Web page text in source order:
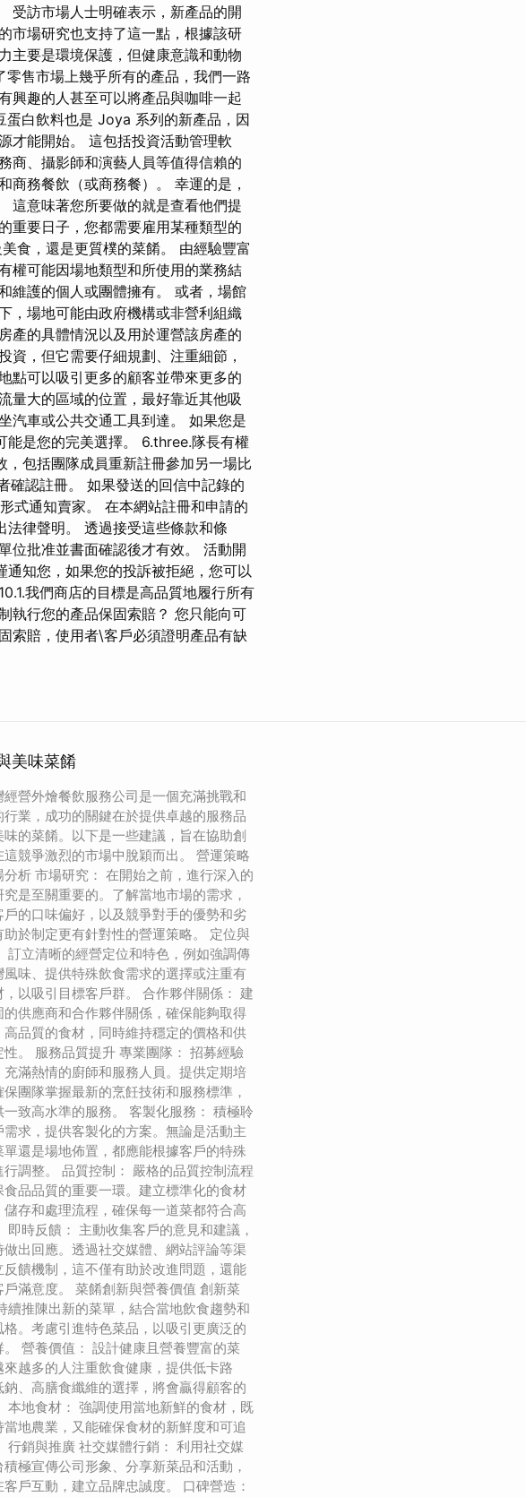
受訪市場人士明確表示，新產品的開
市場研究也支持了這一點，根據該研
主要是環境保護，但健康意識和動物
售市場上幾乎所有的產品，我們一路
興趣的人甚至可以將產品與咖啡一起
白飲料也是 Joya 系列的新產品，因
才能開始。 這包括投資活動管理軟
商、攝影師和演藝人員等值得信賴的
商務餐飲（或商務餐）。 幸運的是，
這意味著您所要做的就是查看他們提
重要日子，您都需要雇用某種類型的
食，還是更質樸的菜餚。 由經驗豐富
權可能因場地類型和所使用的業務結
維護的個人或團體擁有。 或者，場館
，場地可能由政府機構或非營利組織
產的具體情況以及用於運營該房產的
，但它需要仔細規劃、注重細節，
點可以吸引更多的顧客並帶來更多的
量大的區域的位置，最好靠近其他吸
汽車或公共交通工具到達。 如果您是
能是您的完美選擇。 6.three.隊長有權
包括團隊成員重新註冊參加另一場比
確認註冊。 如果發送的回信中記錄的
式通知賣家。 在本網站註冊和申請的
律聲明。 透過接受這些條款和條
位批准並書面確認後才有效。 活動開
通知您，如果您的投訴被拒絕，您可以
我們商店的目標是高品質地履行所有
執行您的產品保固索賠？ 您只能向可
索賠，使用者\客戶必須證明產品有缺
美味菜餚
經營外燴餐飲服務公司是一個充滿挑戰和
行業，成功的關鍵在於提供卓越的服務品
味的菜餚。以下是一些建議，旨在協助創
這競爭激烈的市場中脫穎而出。 營運策略
分析 市場研究： 在開始之前，進行深入的
究是至關重要的。了解當地市場的需求，
戶的口味偏好，以及競爭對手的優勢和劣
助於制定更有針對性的營運策略。 定位與
訂立清晰的經營定位和特色，例如強調傳
風味、提供特殊飲食需求的選擇或注重有
，以吸引目標客戶群。 合作夥伴關係： 建
的供應商和合作夥伴關係，確保能夠取得
高品質的食材，同時維持穩定的價格和供
性。 服務品質提升 專業團隊： 招募經驗
充滿熱情的廚師和服務人員。提供定期培
保團隊掌握最新的烹飪技術和服務標準，
一致高水準的服務。 客製化服務： 積極聆
需求，提供客製化的方案。無論是活動主
單還是場地佈置，都應能根據客戶的特殊
行調整。 品質控制： 嚴格的品質控制流程
食品品質的重要一環。建立標準化的食材
儲存和處理流程，確保每一道菜都符合高
即時反饋： 主動收集客戶的意見和建議，
做出回應。透過社交媒體、網站評論等渠
反饋機制，這不僅有助於改進問題，還能
戶滿意度。 菜餚創新與營養價值 創新菜
續推陳出新的菜單，結合當地飲食趨勢和
格。考慮引進特色菜品，以吸引更廣泛的
。 營養價值： 設計健康且營養豐富的菜
來越多的人注重飲食健康，提供低卡路
鈉、高膳食纖維的選擇，將會贏得顧客的
本地食材： 強調使用當地新鮮的食材，既
當地農業，又能確保食材的新鮮度和可追
行銷與推廣 社交媒體行銷： 利用社交媒
積極宣傳公司形象、分享新菜品和活動，
客戶互動，建立品牌忠誠度。 口碑營造：